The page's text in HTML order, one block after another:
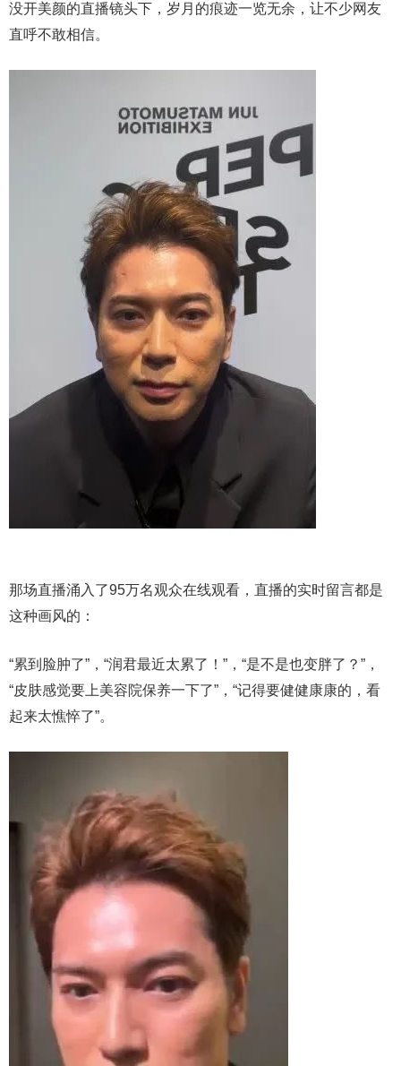
没开美颜的直播镜头下，岁月的痕迹一览无余，让不少网友
直呼不敢相信。
那场直播涌入了95万名观众在线观看，直播的实时留言都是
这种画风的：
“累到脸肿了”，“润君最近太累了！”，“是不是也变胖了？”，
“皮肤感觉要上美容院保养一下了”，“记得要健健康康的，看
起来太憔悴了”。